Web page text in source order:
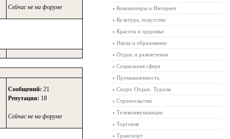
Сейчас не на форуме
Сообщений: 21
Репутация: 18
Сейчас не на форуме
Компьютеры и Интернет
Культура, искусство
Красота и здоровье
Наука и образование
Отдых и развлечения
Социальная сфера
Промышленность
Спорт. Отдых. Туризм
Строительство
Телекоммуникации
Торговля
Транспорт